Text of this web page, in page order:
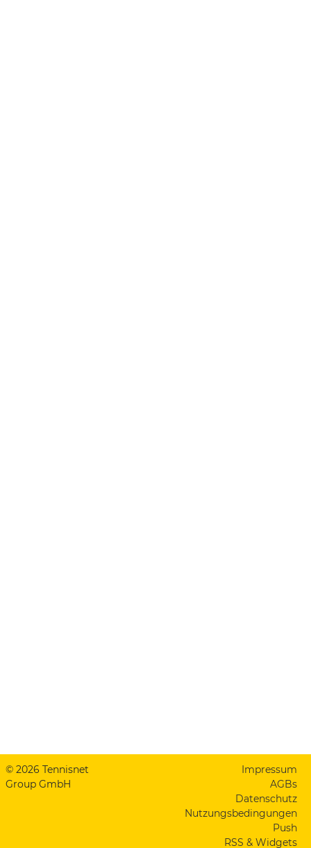
© 2026 Tennisnet
Group GmbH
Impressum
AGBs
Datenschutz
Nutzungsbedingungen
Push
RSS & Widgets